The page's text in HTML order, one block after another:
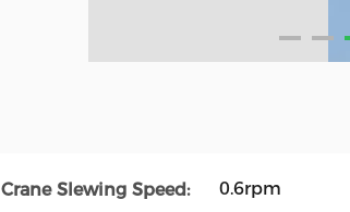
Crane Slewing Speed: 0.6rpm